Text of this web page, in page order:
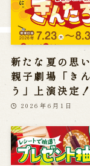
関連施
通販サイト
道の駅う
うずの丘大
新たな夏の思
親子劇場「き
う」上演決定！
2026年6月1日